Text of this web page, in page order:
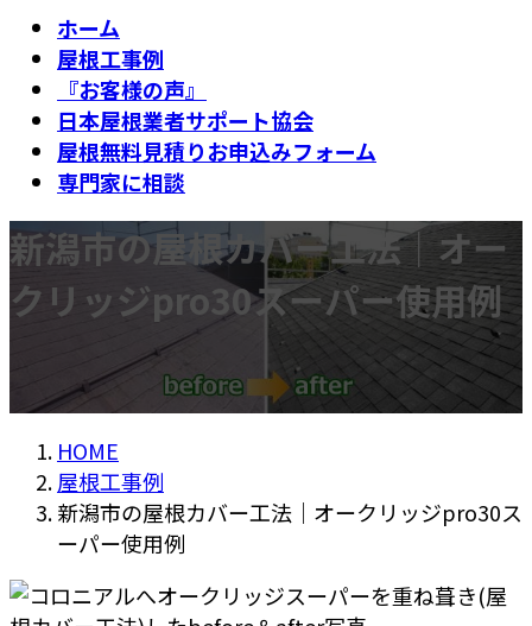
ホーム
屋根工事例
『お客様の声』
日本屋根業者サポート協会
屋根無料見積りお申込みフォーム
専門家に相談
新潟市の屋根カバー工法｜オー
クリッジpro30スーパー使用例
HOME
屋根工事例
新潟市の屋根カバー工法｜オークリッジpro30ス
ーパー使用例